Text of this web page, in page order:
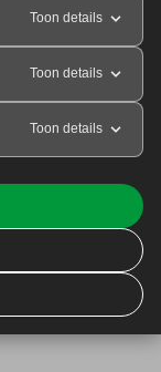
Toon details
Toon details
Toon details